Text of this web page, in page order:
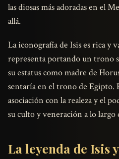
las diosas más adoradas en el
allá.
La iconografía de Isis es rica y
representa portando un trono
su estatus como madre de
sentaría en el trono de Egipto.
asociación con la realeza y el
su culto y veneración a lo largo
La leyenda de Isis